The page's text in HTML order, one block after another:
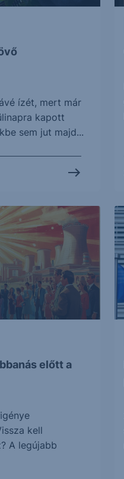
ízét, mert már
kapott
sem jut majd...
előtt a
kell
A legújabb